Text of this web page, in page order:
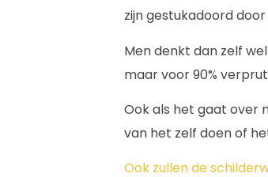
zijn gestukadoord door
Men denkt dan zelf
maar voor 90%
Ook als het gaat over
van het zelf doen of
Ook zullen de